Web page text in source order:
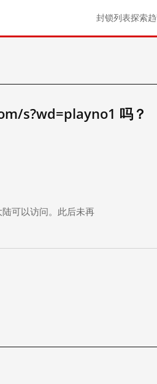
封锁列表探索
s?wd=playno1 吗？
可以访问。此后未再